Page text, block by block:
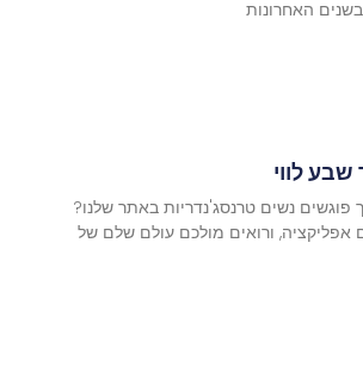
האחרונות
שבע לווי
פוגשים נשים טרנסג'נדריות באתר שלנו?
אפליקציה, ורואים מולכם עולם שלם של